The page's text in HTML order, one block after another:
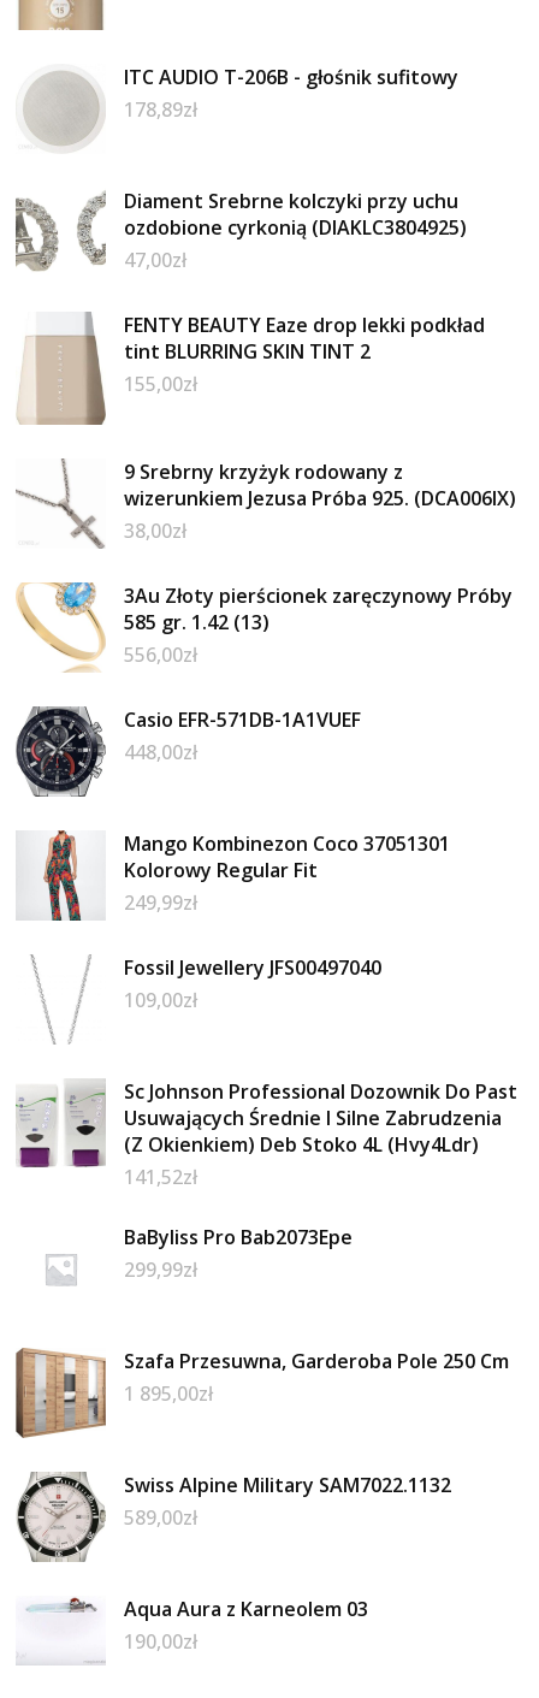
ITC AUDIO T-206B - głośnik sufitowy
178,89zł
Diament Srebrne kolczyki przy uchu
ozdobione cyrkonią (DIAKLC3804925)
47,00zł
FENTY BEAUTY Eaze drop lekki podkład
tint BLURRING SKIN TINT 2
155,00zł
9 Srebrny krzyżyk rodowany z
wizerunkiem Jezusa Próba 925. (DCA006IX)
38,00zł
3Au Złoty pierścionek zaręczynowy Próby
585 gr. 1.42 (13)
556,00zł
Casio EFR-571DB-1A1VUEF
448,00zł
Mango Kombinezon Coco 37051301
Kolorowy Regular Fit
249,99zł
Fossil Jewellery JFS00497040
109,00zł
Sc Johnson Professional Dozownik Do Past
Usuwających Średnie I Silne Zabrudzenia
(Z Okienkiem) Deb Stoko 4L (Hvy4Ldr)
141,52zł
BaByliss Pro Bab2073Epe
299,99zł
Szafa Przesuwna, Garderoba Pole 250 Cm
1 895,00zł
Swiss Alpine Military SAM7022.1132
589,00zł
Aqua Aura z Karneolem 03
190,00zł